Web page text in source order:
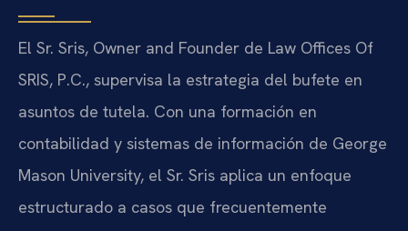
El Sr. Sris, Owner and Founder de Law Offices Of
SRIS, P.C., supervisa la estrategia del bufete en
asuntos de tutela. Con una formación en
contabilidad y sistemas de información de George
Mason University, el Sr. Sris aplica un enfoque
estructurado a casos que frecuentemente